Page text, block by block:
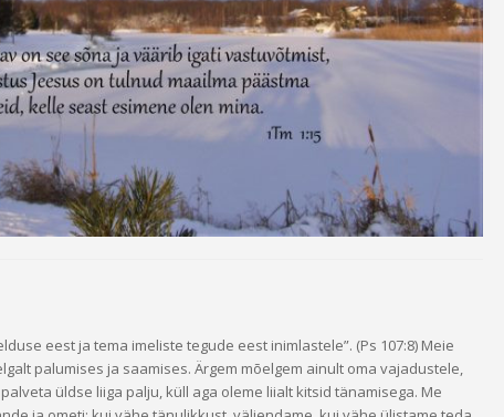
eest ja tema imeliste tegude eest inimlastele”. (Ps 107:8) Meie
palumises ja saamises. Ärgem mõelgem ainult oma vajadustele,
üldse liiga palju, küll aga oleme liialt kitsid tänamisega. Me